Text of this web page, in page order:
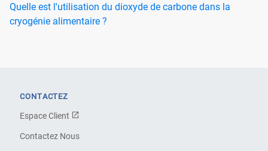
Quelle est l'utilisation du dioxyde de carbone dans la
cryogénie alimentaire ?
CONTACTEZ
Espace Client
Contactez Nous